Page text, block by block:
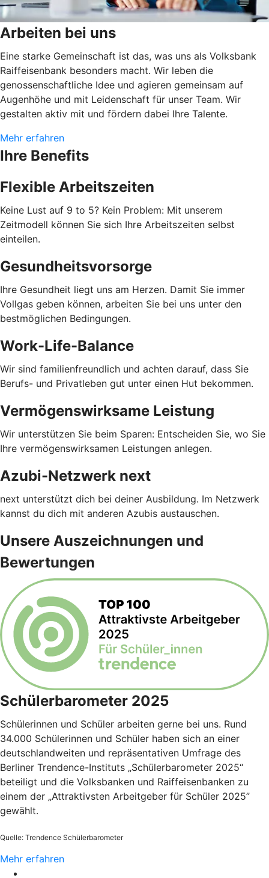
Arbeiten bei uns
Eine starke Gemeinschaft ist das, was uns als Volksbank
Raiffeisenbank besonders macht. Wir leben die
genossenschaftliche Idee und agieren gemeinsam auf
Augenhöhe und mit Leidenschaft für unser Team. Wir
gestalten aktiv mit und fördern dabei Ihre Talente.
Mehr erfahren
Ihre Benefits
Flexible Arbeitszeiten
Keine Lust auf 9 to 5? Kein Problem: Mit unserem
Zeitmodell können Sie sich Ihre Arbeitszeiten selbst
einteilen.
Gesundheitsvorsorge
Ihre Gesundheit liegt uns am Herzen. Damit Sie immer
Vollgas geben können, arbeiten Sie bei uns unter den
bestmöglichen Bedingungen.
Work-Life-Balance
Wir sind familienfreundlich und achten darauf, dass Sie
Berufs- und Privatleben gut unter einen Hut bekommen.
Vermögenswirksame Leistung
Wir unterstützen Sie beim Sparen: Entscheiden Sie, wo Sie
Ihre vermögenswirksamen Leistungen anlegen.
Azubi-Netzwerk next
next unterstützt dich bei deiner Ausbildung. Im Netzwerk
kannst du dich mit anderen Azubis austauschen.
Unsere Auszeichnungen und
Bewertungen
Schülerbarometer 2025
Schülerinnen und Schüler arbeiten gerne bei uns. Rund
34.000 Schülerinnen und Schüler haben sich an einer
deutschlandweiten und repräsentativen Umfrage des
Berliner Trendence-Instituts „Schülerbarometer 2025“
beteiligt und die Volksbanken und Raiffeisenbanken zu
einem der „Attraktivsten Arbeitgeber für Schüler 2025”
gewählt.
Quelle: Trendence Schülerbarometer
Mehr erfahren